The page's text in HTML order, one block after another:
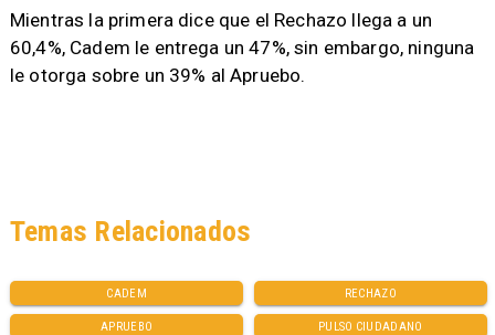
Mientras la primera dice que el Rechazo llega a un
60,4%, Cadem le entrega un 47%, sin embargo, ninguna
le otorga sobre un 39% al Apruebo.
CADEM RECHAZO
APRUEBO PULSO CIUDADANO
Temas Relacionados